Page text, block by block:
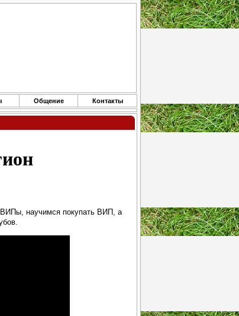
Общение Контакты
научимся покупать ВИП, а